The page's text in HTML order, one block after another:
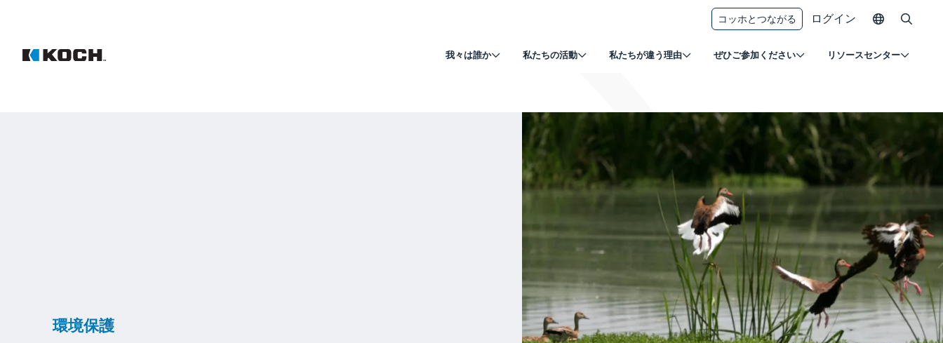
我々は誰か 私たちの活動 私たちが違う理由 ぜひご参加ください リソースセンター
コッホとつながる ログイン
環境保護